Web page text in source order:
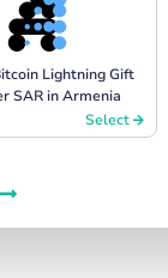
Lightning Gift
SAR in Armenia
Select